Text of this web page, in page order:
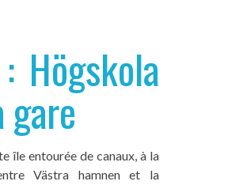
Högskola
gare
île entourée de canaux, à la
Västra hamnen et la